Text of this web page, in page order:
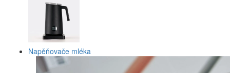
Napěňovače mléka